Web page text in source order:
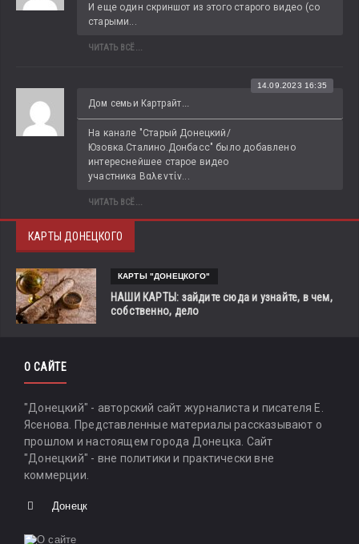
И еще один скриншот из этого старого видео (со
старыми...
ЧИТАТЬ ВСЁ...
Дом семьи Картрайт...
14.09.2023 16:35
На канале "Старый Донецкий/
Юзовка.Сталино.Донбасс" было добавлено
интереснейшее старое видео
участника Βαλεντίν...
ЧИТАТЬ ВСЁ...
КАРТЫ ДОНЕЦКОГО
КАРТЫ "ДОНЕЦКОГО"
НАШИ КАРТЫ: зайдите сюда и узнайте, в чем,
собственно, дело
О САЙТЕ
"Донецкий" - авторский сайт журналиста и писателя Е.
Ясенова. Представленные материалы рассказывают о
прошлом и настоящем города Донецка. Сайт
"Донецкий" - вне политики и практически вне
коммерции.
Донецк